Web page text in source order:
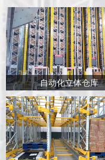
自动化立体仓库